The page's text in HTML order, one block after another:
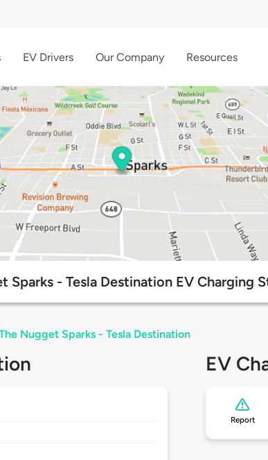
EV Drivers Our Company Resources
Sparks - Tesla Destination EV Charging
Nugget Sparks - Tesla Destination
EV
Report